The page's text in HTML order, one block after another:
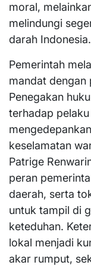
moral,
melindungi
darah Indonesia.
Pemerintah
mandat dengan
Penegakan
terhadap
keselamatan
Patrige
peran
daerah, serta
untuk tampil di
keteduhan.
lokal menjadi
akar rumput,